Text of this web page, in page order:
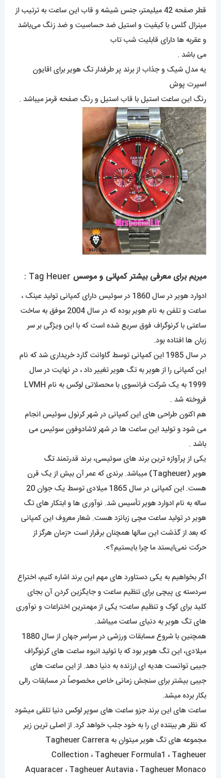
قطر صفحه 42 میلیمتر، جنس شیشه و قاب این ساعت به ترتیب از
مینرال گلس با کیفیت و استیل ضد حساسیت و ضد زنگ می‌باشد
و عقربه ها دارای قابلیت شب تاب
می باشد .
یه مدل شیک و جذاب از برند پر طرفدار تگ هویر برای اقایون
اسپرت پوش
رنگ این ساعت استیل با قاب استیل و رنگ صفحه قرمز میباشد .
میریم برای معرفی بیشتر کمپانی و موسس Tag Heuer :
ادوارد هویر در سال 1860 در سوئیس دارای کمپانی تولید عینک ،
ساعت و تلفن به نام هویر بوده که در سال 2004 موفق به ساخت
ساعتی با کرنوگراف فوق سریع شده است که با این ویژگی بر سر
زبان ها افتاده بود.
در سال 1985 این کمپانی توسط گاوانت گارد خریداری شد که نام
این کمپانی را از هویر به تگ هویر تغییر داد ، در نهایت در سال
1999 به یک شرکت فرانسوی با محصلاتی لوکس به نام LVMH
فروخته شد .
هم اکنون طراحی های این کمپانی در شهر کرنول سوئیس انجام
می شود و تولید این ساعت ها در شهر لاشادوفون سوئیس می
باشد .
یکی از پرآوازه ترین برند های سوئیسی، برند قدرتمندتگ
هویر
(Tagheuer) میباشد. برندی که عمر آن بیش از یک قرن
هست. این کمپانی در سال 1865 میلادی توسط یک جوان 20
ساله به نام ادوارد هویر تأسیس شد. نوآوری ها و ابتکار های تگ
هویر در تولید ساعت مچی زبانزد هست. شعار معروف این کمپانی
که بعد از گذشت این سالها همچنان برقرار است <زمان هرگز از
حرکت نمی‌ایستد ما چرا بایستیم؟>.
اگر بخواهیم به یکی دستاورد های مهم این برند اشاره کنیم، اختراع
سردسته ی پیچی برای تنظیم ساعت و جایگزین کردن آن بجای
کلید برای کوک و تنظیم ساعت؛ یکی از مهمترین اختراعات و نوآوری
های تگ هویر به دنیای ساعت میباشد.
همچنین با شروع مسابقات ورزشی در سراسر جهان از سال 1880
میلادی، این تگ هویر بود که با تولید انبوه ساعت های کرنوگراف
جیبی توانست هدیه ای ارزنده به دنیا دهد. از این ساعت های
جیبی بیشتر برای سنجش زمانی خاص مخصوصاً در مسابقات رالی
بکار برده میشد.
ساعت های این برند جزو ساعت های سوپر لوکس دنیا تلقی میشود
که نظر هر بیننده ای را به خود جلب خواهد کرد. از اصلی ترین زیر
مجموعه های تگ هویر میتوان به Tagheuer Carrera
Collection ، Tagheuer Formula1 ، Tagheuer
Aquaracer ، Tagheuer Autavia ، Tagheuer Monaco